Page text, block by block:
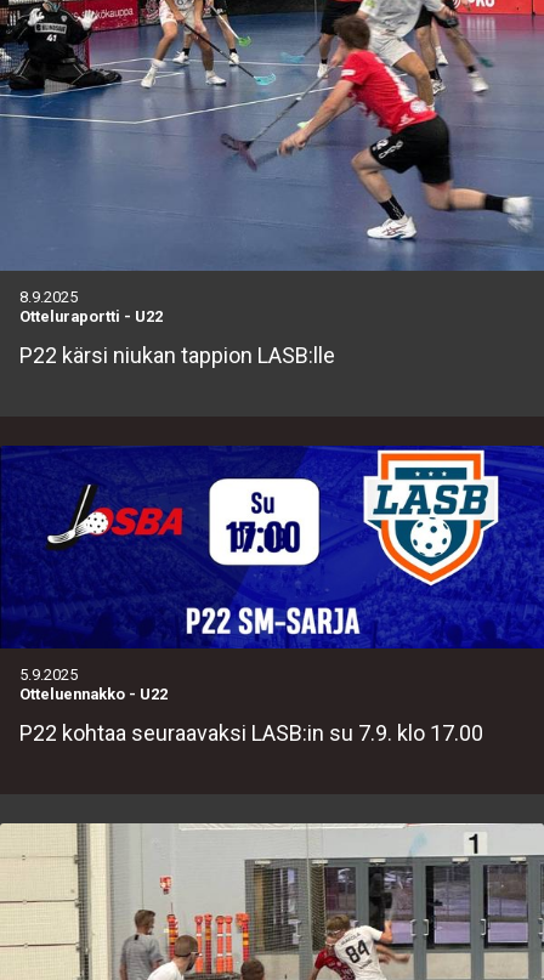
8.9.2025
Otteluraportti - U22
P22 kärsi niukan tappion LASB:lle
5.9.2025
Otteluennakko - U22
P22 kohtaa seuraavaksi LASB:in su 7.9. klo 17.00